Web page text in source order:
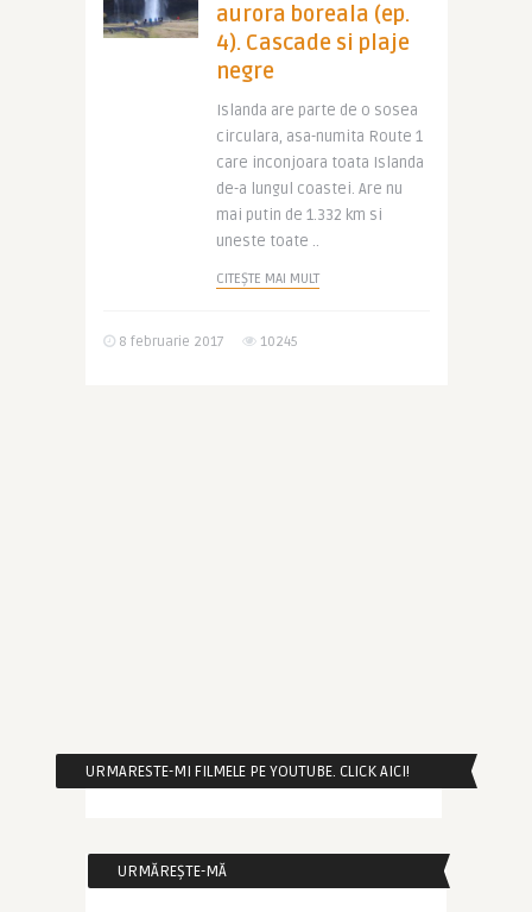
aurora boreala (ep.
4). Cascade si plaje
negre
Islanda are parte de o sosea
circulara, asa-numita Route 1
care inconjoara toata Islanda
de-a lungul coastei. Are nu
mai putin de 1.332 km si
uneste toate ..
CITEȘTE MAI MULT
8 februarie 2017 10245
URMARESTE-MI FILMELE PE YOUTUBE. CLICK AICI!
URMĂREȘTE-MĂ